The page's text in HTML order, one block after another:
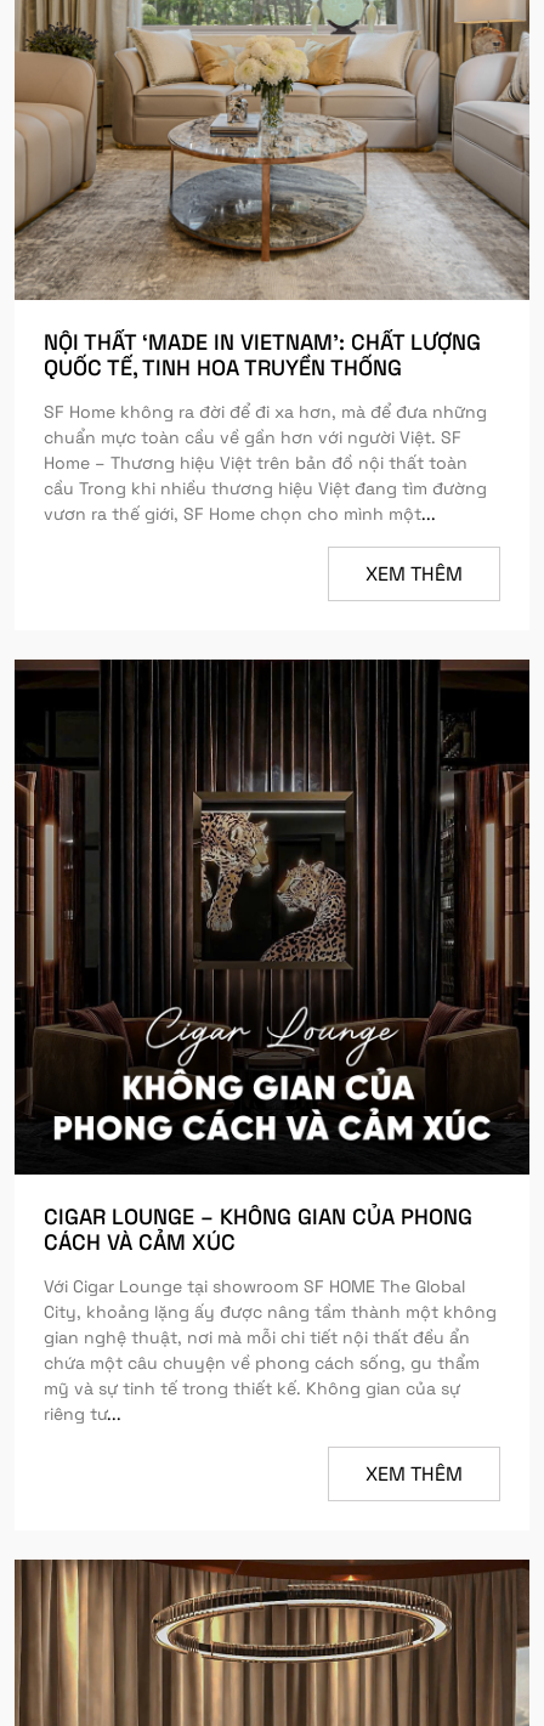
NỘI THẤT ‘MADE IN VIETNAM’: CHẤT LƯỢNG
QUỐC TẾ, TINH HOA TRUYỀN THỐNG
SF Home không ra đời để đi xa hơn, mà để đưa những
chuẩn mực toàn cầu về gần hơn với người Việt. SF
Home – Thương hiệu Việt trên bản đồ nội thất toàn
cầu Trong khi nhiều thương hiệu Việt đang tìm đường
vươn ra thế giới, SF Home chọn cho mình một...
XEM THÊM
CIGAR LOUNGE – KHÔNG GIAN CỦA PHONG
CÁCH VÀ CẢM XÚC
Với Cigar Lounge tại showroom SF HOME The Global
City, khoảng lặng ấy được nâng tầm thành một không
gian nghệ thuật, nơi mà mỗi chi tiết nội thất đều ẩn
chứa một câu chuyện về phong cách sống, gu thẩm
mỹ và sự tinh tế trong thiết kế. Không gian của sự
riêng tư...
XEM THÊM